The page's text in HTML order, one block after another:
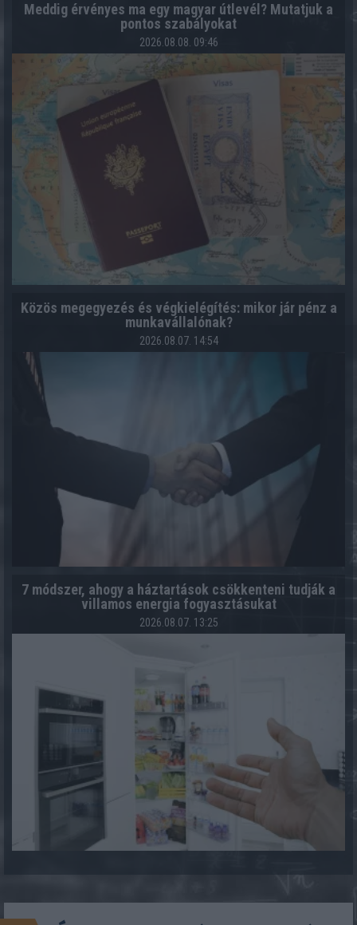
Meddig érvényes ma egy magyar útlevél? Mutatjuk a
pontos szabályokat
2026.08.08. 09:46
Közös megegyezés és végkielégítés: mikor jár pénz a
munkavállalónak?
2026.08.07. 14:54
7 módszer, ahogy a háztartások csökkenteni tudják a
villamos energia fogyasztásukat
2026.08.07. 13:25